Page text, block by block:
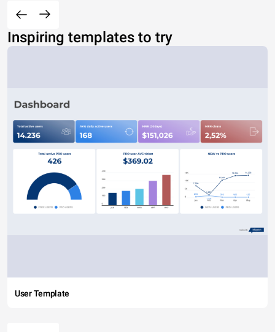
Inspiring templates to try
User Template